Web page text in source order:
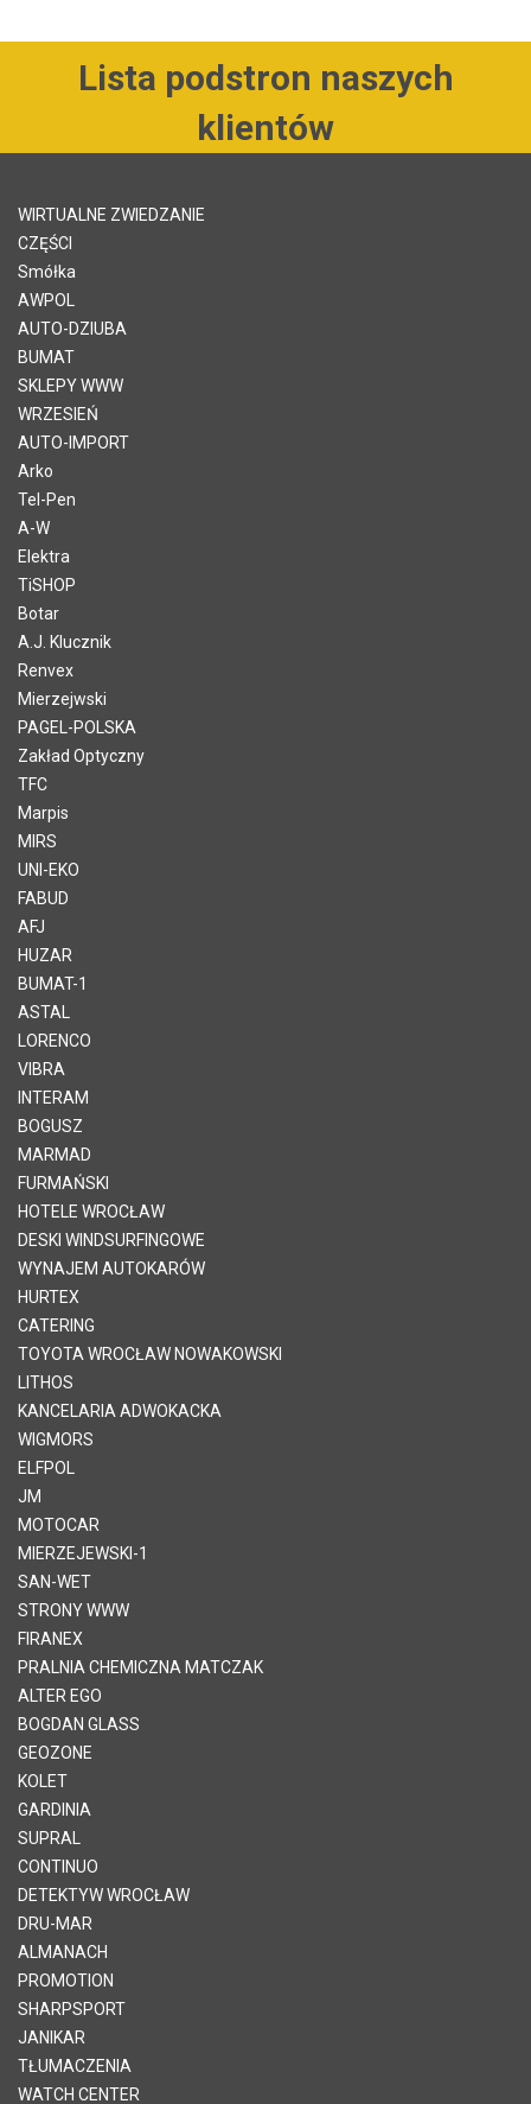
Lista podstron naszych
klientów
WIRTUALNE ZWIEDZANIE
CZĘŚCI
Smółka
AWPOL
AUTO-DZIUBA
BUMAT
SKLEPY WWW
WRZESIEŃ
AUTO-IMPORT
Arko
Tel-Pen
A-W
Elektra
TiSHOP
Botar
A.J. Klucznik
Renvex
Mierzejwski
PAGEL-POLSKA
Zakład Optyczny
TFC
Marpis
MIRS
UNI-EKO
FABUD
AFJ
HUZAR
BUMAT-1
ASTAL
LORENCO
VIBRA
INTERAM
BOGUSZ
MARMAD
FURMAŃSKI
HOTELE WROCŁAW
DESKI WINDSURFINGOWE
WYNAJEM AUTOKARÓW
HURTEX
CATERING
TOYOTA WROCŁAW NOWAKOWSKI
LITHOS
KANCELARIA ADWOKACKA
WIGMORS
ELFPOL
JM
MOTOCAR
MIERZEJEWSKI-1
SAN-WET
STRONY WWW
FIRANEX
PRALNIA CHEMICZNA MATCZAK
ALTER EGO
BOGDAN GLASS
GEOZONE
KOLET
GARDINIA
SUPRAL
CONTINUO
DETEKTYW WROCŁAW
DRU-MAR
ALMANACH
PROMOTION
SHARPSPORT
JANIKAR
TŁUMACZENIA
WATCH CENTER